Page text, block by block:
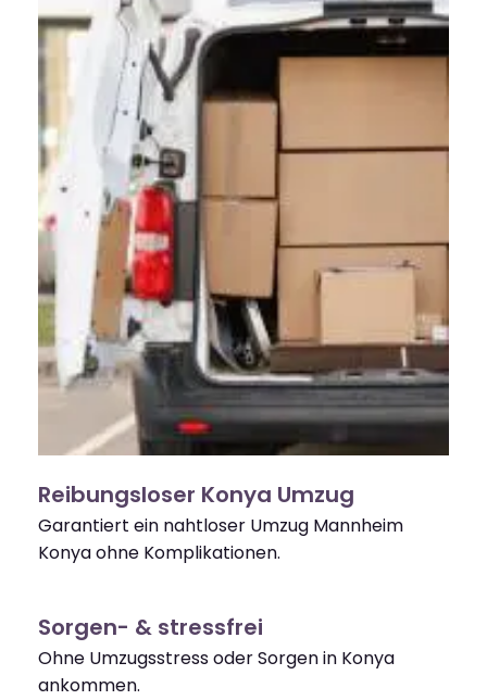
Reibungsloser Konya Umzug
Garantiert ein nahtloser Umzug Mannheim
Konya ohne Komplikationen.
Sorgen- & stressfrei
Ohne Umzugsstress oder Sorgen in Konya
ankommen.